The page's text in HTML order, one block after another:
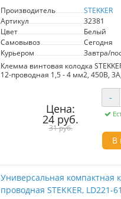
Производитель
STEKKER
Артикул
32381
Цвет
Белый
Самовывоз
Сегодня
Курьером
Завтра/
Клемма винтовая колодка
12-проводная 1,5 - 4 мм2, 450В,
Тип провода одножильный/
материал провода латунь/медь,
окружающей среды -25...+125°C
Цена:
24 руб.
31 руб.
-
В
Универсальная компактная
проводная STEKKER, LD221-